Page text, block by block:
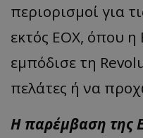
περιορισμοί για
εκτός ΕΟΧ, όπου η
εμπόδισε τη
πελάτες ή να
Η παρέμβαση της